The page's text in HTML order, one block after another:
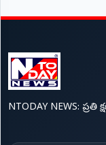
NTODAY NEWS: ప్రతి